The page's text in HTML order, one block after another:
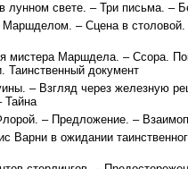
лунном свете. – Три письма. –
Маршделом. – Сцена в
мистера Маршдела. – Ссора.
Таинственный документ
– Взгляд через железную
Тайна
– Предложение. –
Варни в ожидании